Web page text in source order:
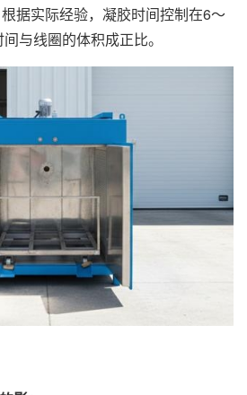
据实际经验，凝胶时间控制在6～
与线圈的体积成正比。